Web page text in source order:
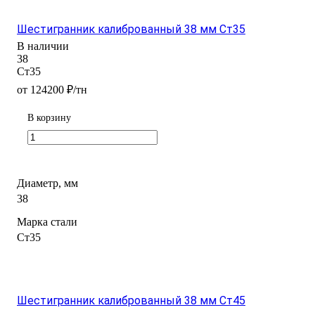
Шестигранник калиброванный 38 мм Ст35
В наличии
38
Ст35
от 124200 ₽/тн
В корзину
Диаметр, мм
38
Марка стали
Ст35
Шестигранник калиброванный 38 мм Ст45